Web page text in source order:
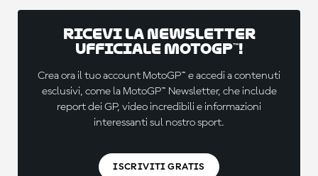
Ricevi la newsletter
ufficiale MotoGP™!
Crea ora il tuo account MotoGP™ e accedi a contenuti
esclusivi, come la MotoGP™ Newsletter, che include
report dei GP, video incredibili e informazioni
interessanti sul nostro sport.
ISCRIVITI GRATIS